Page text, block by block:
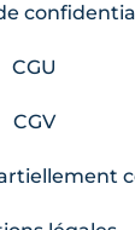
CGU
CGV